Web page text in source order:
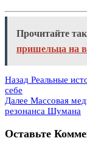
Прочитайте
пришельца на
Назад Реальные
себе
Далее Массовая
резонанса Шумана
Оставьте